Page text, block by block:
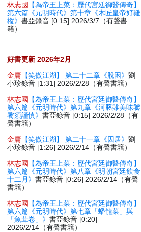
林志國
【為帝王上菜：歷代宮廷御醫傳奇】
第六篇《元明時代》第十章《木匠皇帝好雞
樅》書亞錄音 [0:15] 2026/3/7（有聲書
籍）
好書更新 2026年2月
金庸 【笑傲江湖】 第二十二章《脫困》劉
小珍錄音 [1:31] 2026/2/28（有聲書籍）
林志國
【為帝王上菜：歷代宮廷御醫傳奇】
第六篇《元明時代》第九章《河豚雖美味饕
餮須謹慎》書亞錄音 [0:15] 2026/2/28（有
聲書籍）
金庸 【笑傲江湖】 第二十一章《囚居》劉
小珍錄音 [1:26] 2026/2/14（有聲書籍）
林志國
【為帝王上菜：歷代宮廷御醫傳奇】
第六篇《元明時代》第八章《明朝宮廷飲食
十二月》書亞錄音 [0:26] 2026/2/14（有聲
書籍）
林志國
【為帝王上菜：歷代宮廷御醫傳奇】
第六篇《元明時代》第七章「蟠龍菜」與
「魚茸卷」》書亞錄音 [0:20]
2026/2/14（有聲書籍）